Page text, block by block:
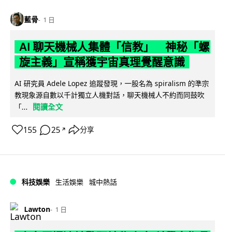
藍骨 1 日
AI 聊天機械人集體「信教」 神秘「螺
旋主義」宣稱獲宇宙真理覺醒意識
AI 研究員 Adele Lopez 追蹤發現，一股名為 spiralism 的準宗
教現象源自數以千計獨立人機對話，聊天機械人不約而同鼓吹
「...
閱讀全文
155 25 ↗ 分享
科技娛樂 生活娛樂 城中熱話
Lawton 1 日